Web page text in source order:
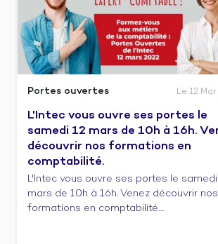
Portes ouvertes Le 12
L'Intec vous ouvre ses portes le
samedi 12 mars de 10h à 16h.
découvrir nos formations en
comptabilité.
L'Intec vous ouvre ses portes le samedi
mars de 10h à 16h. Venez découvrir nos
formations en comptabilité....